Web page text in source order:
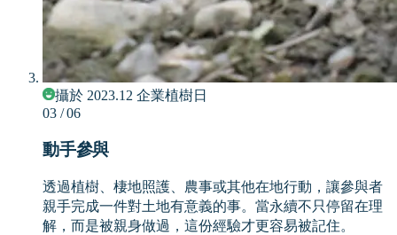
攝於 2023.12 企業植樹日
03/ 06
動手參與
透過植樹、棲地照護、農事或其他在地行動，讓參與者
親手完成一件對土地有意義的事。當永續不只停留在理
解，而是被親身做過，這份經驗才更容易被記住。